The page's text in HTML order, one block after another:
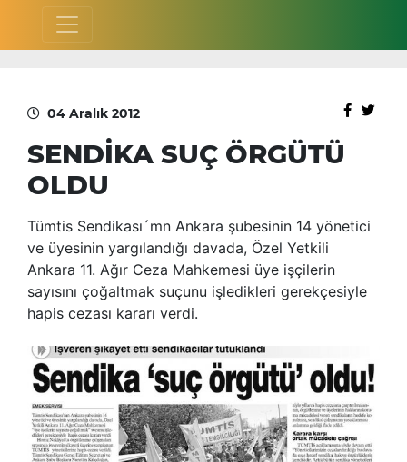
04 Aralık 2012
SENDİKA SUÇ ÖRGÜTÜ
OLDU
Tümtis Sendikası´mn Ankara şubesinin 14 yönetici
ve üyesinin yargılandığı davada, Özel Yetkili
Ankara 11. Ağır Ceza Mahkemesi üye işçilerin
sayısını çoğaltmak suçunu işledikleri gerekçesiyle
hapis cezası kararı verdi.